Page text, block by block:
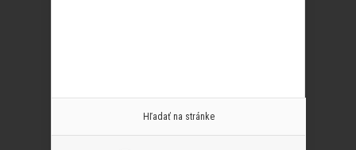
Hľadať na stránke